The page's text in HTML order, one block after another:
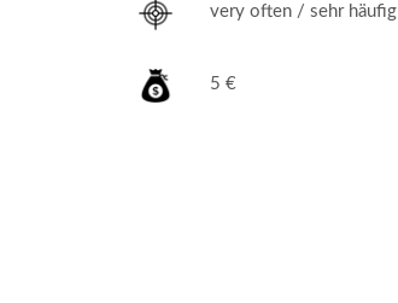
very often / sehr häufig
5 €